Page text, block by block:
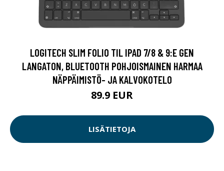
LOGITECH SLIM FOLIO TIL IPAD 7/8 & 9:E GEN
LANGATON, BLUETOOTH POHJOISMAINEN HARMAA
NÄPPÄIMISTÖ- JA KALVOKOTELO
89.9 EUR
LISÄTIETOJA